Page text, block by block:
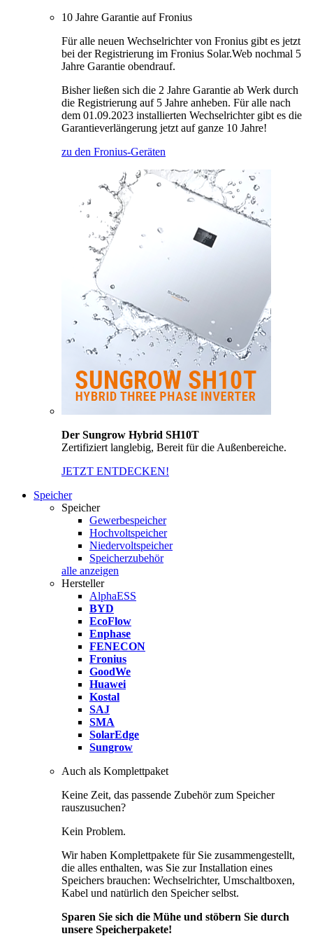
10 Jahre Garantie auf Fronius
Für alle neuen Wechselrichter von Fronius gibt es jetzt
bei der Registrierung im Fronius Solar.Web nochmal 5
Jahre Garantie obendrauf.
Bisher ließen sich die 2 Jahre Garantie ab Werk durch
die Registrierung auf 5 Jahre anheben. Für alle nach
dem 01.09.2023 installierten Wechselrichter gibt es die
Garantieverlängerung jetzt auf ganze 10 Jahre!
zu den Fronius-Geräten
Der Sungrow Hybrid SH10T
Zertifiziert langlebig, Bereit für die Außenbereiche.
JETZT ENTDECKEN!
Speicher
Speicher
Gewerbespeicher
Hochvoltspeicher
Niedervoltspeicher
Speicherzubehör
alle anzeigen
Hersteller
AlphaESS
BYD
EcoFlow
Enphase
FENECON
Fronius
GoodWe
Huawei
Kostal
SAJ
SMA
SolarEdge
Sungrow
Auch als Komplettpaket
Keine Zeit, das passende Zubehör zum Speicher
rauszusuchen?
Kein Problem.
Wir haben Komplettpakete für Sie zusammengestellt,
die alles enthalten, was Sie zur Installation eines
Speichers brauchen: Wechselrichter, Umschaltboxen,
Kabel und natürlich den Speicher selbst.
Sparen Sie sich die Mühe und stöbern Sie durch
unsere Speicherpakete!